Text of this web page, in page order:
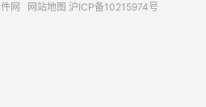
网 网站地图 沪ICP备10215974号